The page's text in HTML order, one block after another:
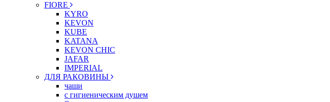
FIORE
KYRO
KEVON
KUBE
KATANA
KEVON CHIC
JAFAR
IMPERIAL
ДЛЯ РАКОВИНЫ
чаши
с гигиеническим душем